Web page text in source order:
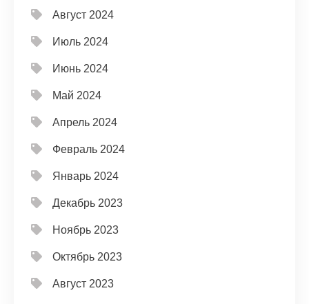
Август 2024
Июль 2024
Июнь 2024
Май 2024
Апрель 2024
Февраль 2024
Январь 2024
Декабрь 2023
Ноябрь 2023
Октябрь 2023
Август 2023